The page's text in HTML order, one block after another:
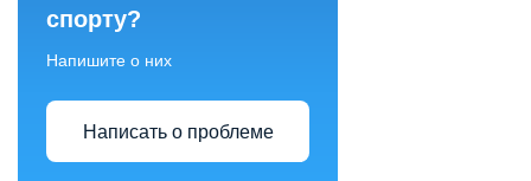
спорту?
Напишите о них
Написать о проблеме